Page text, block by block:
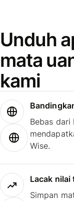
Unduh
mata
kami
Bebas dari
Wise.
Lacak nilai
Simpan